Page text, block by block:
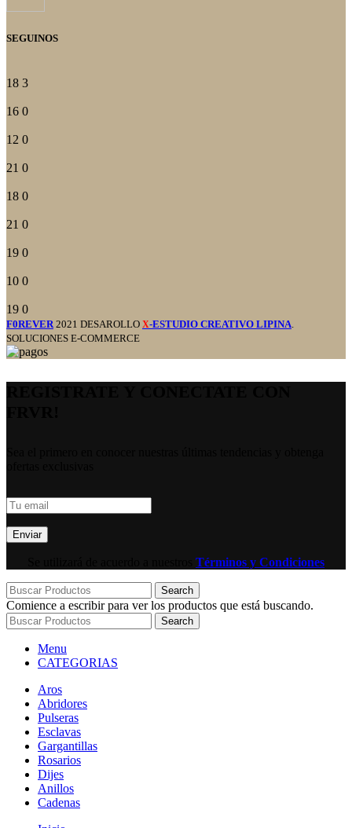
SEGUINOS
18 3
16 0
12 0
21 0
18 0
21 0
19 0
10 0
19 0
F0REVER 2021 DESAROLLO X-ESTUDIO CREATIVO LIPINA
SOLUCIONES E-COMMERCE
Términos y Condiciones
Search
Comience a escribir para ver los productos que está buscando.
Search
Menu
CATEGORIAS
Aros
Abridores
Pulseras
Esclavas
Gargantillas
Rosarios
Dijes
Anillos
Cadenas